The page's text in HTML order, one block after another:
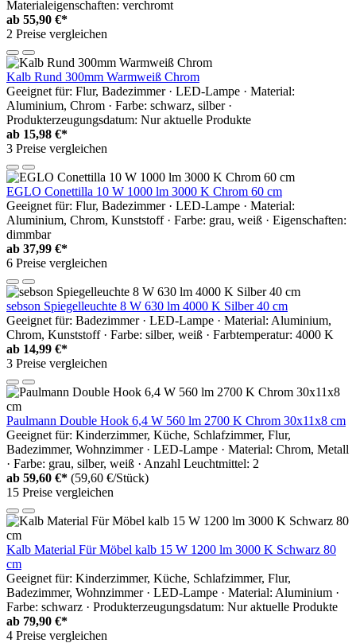
Materialeigenschaften: verchromt
ab 55,90 €*
2 Preise vergleichen
Kalb Rund 300mm Warmweiß Chrom
Geeignet für: Flur, Badezimmer · LED-Lampe · Material:
Aluminium, Chrom · Farbe: schwarz, silber ·
Produkterzeugungsdatum: Nur aktuelle Produkte
ab 15,98 €*
3 Preise vergleichen
EGLO Conettilla 10 W 1000 lm 3000 K Chrom 60 cm
Geeignet für: Flur, Badezimmer · LED-Lampe · Material:
Aluminium, Chrom, Kunststoff · Farbe: grau, weiß · Eigenschaften:
dimmbar
ab 37,99 €*
6 Preise vergleichen
sebson Spiegelleuchte 8 W 630 lm 4000 K Silber 40 cm
Geeignet für: Badezimmer · LED-Lampe · Material: Aluminium,
Chrom, Kunststoff · Farbe: silber, weiß · Farbtemperatur: 4000 K
ab 14,99 €*
3 Preise vergleichen
Paulmann Double Hook 6,4 W 560 lm 2700 K Chrom 30x11x8 cm
Geeignet für: Kinderzimmer, Küche, Schlafzimmer, Flur,
Badezimmer, Wohnzimmer · LED-Lampe · Material: Chrom, Metall
· Farbe: grau, silber, weiß · Anzahl Leuchtmittel: 2
ab 59,60 €* (59,60 €/Stück)
15 Preise vergleichen
Kalb Material Für Möbel kalb 15 W 1200 lm 3000 K Schwarz 80
cm
Geeignet für: Kinderzimmer, Küche, Schlafzimmer, Flur,
Badezimmer, Wohnzimmer · LED-Lampe · Material: Aluminium ·
Farbe: schwarz · Produkterzeugungsdatum: Nur aktuelle Produkte
ab 79,90 €*
4 Preise vergleichen